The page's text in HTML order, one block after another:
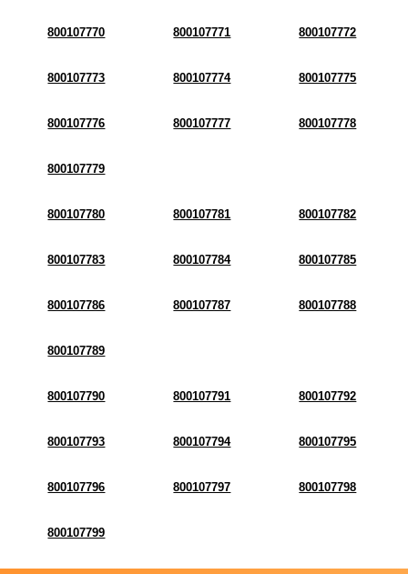
800107770 800107771 800107772
800107773 800107774 800107775
800107776 800107777 800107778
800107779
800107780 800107781 800107782
800107783 800107784 800107785
800107786 800107787 800107788
800107789
800107790 800107791 800107792
800107793 800107794 800107795
800107796 800107797 800107798
800107799